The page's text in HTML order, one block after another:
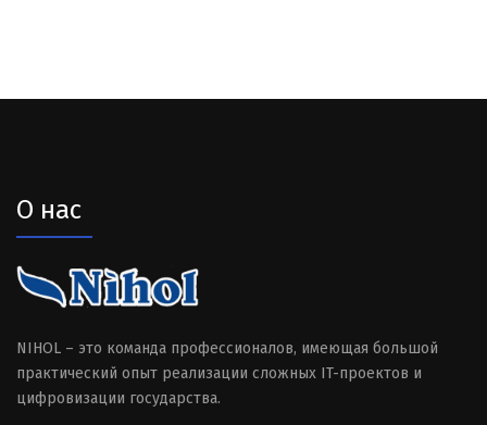
О нас
NIHOL – это команда профессионалов, имеющая большой
практический опыт реализации сложных IT-проектов и
цифровизации государства.